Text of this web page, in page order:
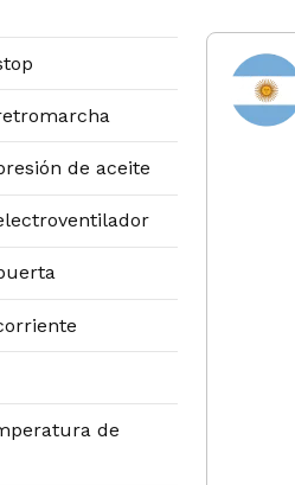
de aceite
de